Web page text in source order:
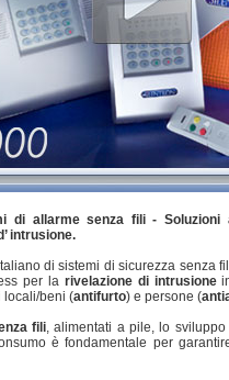
di allarme senza fili -
intrusione.
di sistemi di sicurezza senza
per la rivelazione di intrusione
locali/beni (antifurto) e persone (
fili, alimentati a pile, lo
è fondamentale per